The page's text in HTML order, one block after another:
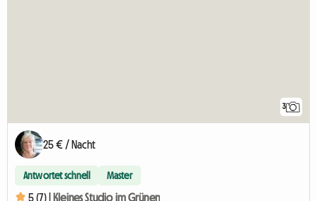
3
25 € / Nacht
Antwortet schnell Master
5 (7) | Kleines Studio im Grünen